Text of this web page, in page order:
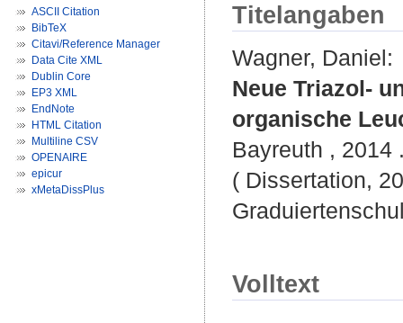
ASCII Citation
BibTeX
Citavi/Reference Manager
Data Cite XML
Dublin Core
EP3 XML
EndNote
HTML Citation
Multiline CSV
OPENAIRE
epicur
xMetaDissPlus
Titelangaben
Wagner, Daniel:
Neue Triazol-
organische
Bayreuth , 2014
( Dissertation,
Volltext